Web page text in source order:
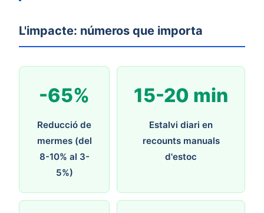
L'impacte: números que importa
-65%
Reducció de
mermes (del
8-10% al 3-
5%)
15-20 min
Estalvi diari en
recounts manuals
d'estoc